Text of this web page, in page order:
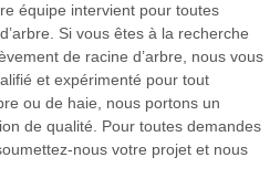
équipe intervient pour toutes
Si vous êtes à la recherche
de racine d’arbre, nous vous
et expérimenté pour tout
ou de haie, nous portons un
de qualité. Pour toutes demandes
nous votre projet et nous